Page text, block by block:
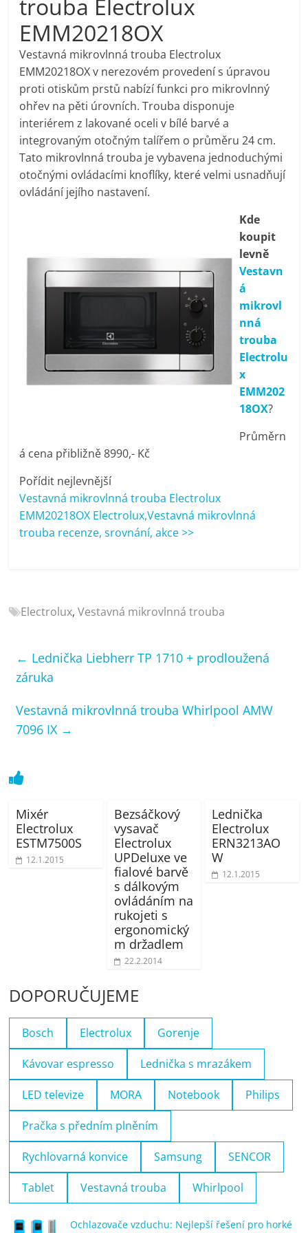
pračky,
televize,
notebooky,
mobilní
telefony,
bazény
Nejlepší
recenze,
pračky,
telefony,
kávovary,
bazény
trouba Electrolux
EMM20218OX
Vestavná mikrovlnná trouba Electrolux
EMM20218OX v nerezovém provedení s úpravou
proti otiskům prstů nabízí funkci pro mikrovlnný
ohřev na pěti úrovních. Trouba disponuje
interiérem z lakované oceli v bílé barvé a
integrovaným otočným talířem o průměru 24 cm.
Tato mikrovlnná trouba je vybavena jednoduchými
otočnými ovládacími knoflíky, které velmi usnadňují
ovládání jejího nastavení.
Kde
koupit
levně
Vestavn
á
mikrovl
nná
trouba
Electrolu
x
EMM202
18OX?
Průměrn
á cena přibližně 8990,- Kč
Pořídit nejlevnější
Vestavná mikrovlnná trouba Electrolux
EMM20218OX Electrolux,Vestavná mikrovlnná
trouba recenze, srovnání, akce >>
Electrolux,Vestavná mikrovlnná trouba
← Lednička Liebherr TP 1710 + prodloužená
záruka
Vestavná mikrovlnná trouba Whirlpool AMW
7096 IX →
Mixér
Electrolux
ESTM7500S
12.1.2015
Bezsáčkový
vysavač
Electrolux
UPDeluxe ve
fialové barvě
s dálkovým
ovládáním na
rukojeti s
ergonomický
m držadlem
22.2.2014
Lednička
Electrolux
ERN3213AO
W
12.1.2015
DOPORUČUJEME
Bosch Electrolux Gorenje
Kávovar espresso Lednička s mrazákem
LED televize MORA Notebook Philips
Pračka s předním plněním
Rychlovarná konvice Samsung SENCOR
Tablet Vestavná trouba Whirlpool
Ochlazovače vzduchu: Nejlepší řešení pro horké